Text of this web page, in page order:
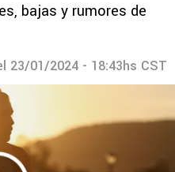
bajas y rumores de
23/01/2024 - 18:43hs CST